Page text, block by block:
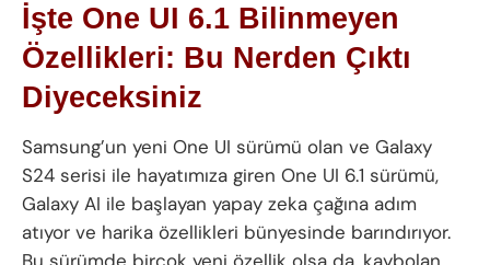
İşte One UI 6.1 Bilinmeyen
Özellikleri: Bu Nerden Çıktı
Diyeceksiniz
Samsung’un yeni One UI sürümü olan ve Galaxy
S24 serisi ile hayatımıza giren One UI 6.1 sürümü,
Galaxy AI ile başlayan yapay zeka çağına adım
atıyor ve harika özellikleri bünyesinde barındırıyor.